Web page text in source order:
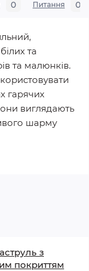
0 Питання 0
та
та малюнків.
гарячих
виглядають
шарму
з
покриттям